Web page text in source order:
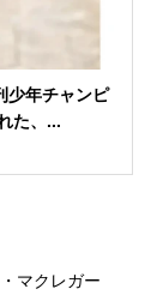
年チャンピ
た、...
マクレガー